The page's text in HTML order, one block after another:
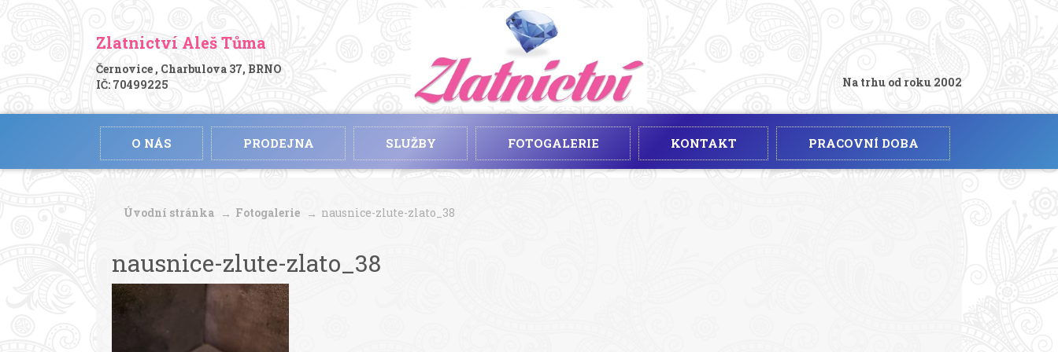
Zlatnictví Aleš Tůma
Černovice , Charbulova 37, BRNO
IČ: 70499225
Na trhu od roku 2002
O NÁS PRODEJNA SLUŽBY FOTOGALERIE KONTAKT PRACOVNÍ DOBA
Úvodní stránka Fotogalerie nausnice-zlute-zlato_38
nausnice-zlute-zlato_38